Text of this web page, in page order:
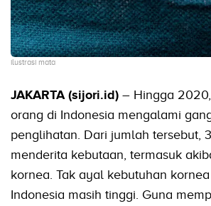
ilustrasi mata
JAKARTA (sijori.id) – Hingga
orang di Indonesia mengalami
penglihatan. Dari jumlah tersebut,
menderita kebutaan, termasuk
kornea. Tak ayal kebutuhan
Indonesia masih tinggi. Guna